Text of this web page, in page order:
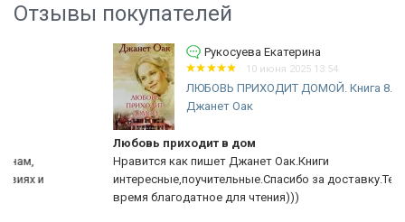
Отзывы покупателей
Рукосуева Екатерина
10 июня 2025 13:54
ЛЮБОВЬ ПРИХОДИТ ДОМОЙ. Книга 8.
Джанет Оак
Любовь приходит в дом
Нравится как пишет Джанет Оак.Книги
интересные,поучительные.Спасибо за доставку.Теперь будет
время благодатное для чтения)))